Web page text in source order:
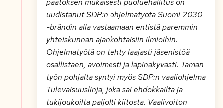
uudistanut SDP:n ohjelmatyötä Suomi 2030
-brändin alla vastaamaan entistä paremmin
yhteiskunnan ajankohtaisiin ilmiöihin.
Ohjelmatyötä on tehty laajasti jäsenistöä
osallistaen, avoimesti ja läpinäkyvästi. Tämän
työn pohjalta syntyi myös SDP:n vaaliohjelma
Tulevaisuuslinja, joka sai ehdokkailta ja
tukijoukoilta paljolti kiitosta. Vaalivoiton